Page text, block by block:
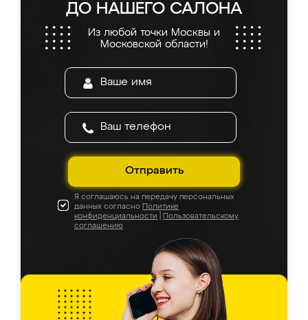
ДО НАШЕГО САЛОНА
Из любой точки Москвы и
Московской области!
Отправить
Я соглашаюсь на передачу персональных
данных согласно Политике
конфиденциальности
Пользовательскому
соглашению